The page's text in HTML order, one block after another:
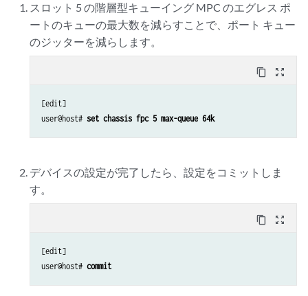
    }
    nc_sch {
        priority low;
    }
スロット 5 の階層型キューイング MPC のエグレス ポ
ートのキューの最大数を減らすことで、ポート キュー
のジッターを減らします。
content_copy zoom_out_map
[edit]
user@host# set chassis fpc 5 max-queue 64k
デバイスの設定が完了したら、設定をコミットしま
す。
content_copy zoom_out_map
[edit]
user@host# commit